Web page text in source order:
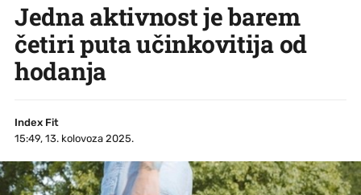
Jedna aktivnost je barem
četiri puta učinkovitija od
hodanja
Index Fit
15:49, 13. kolovoza 2025.